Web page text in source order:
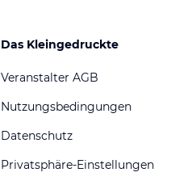
Das Kleingedruckte
Veranstalter AGB
Nutzungsbedingungen
Datenschutz
Privatsphäre-Einstellungen